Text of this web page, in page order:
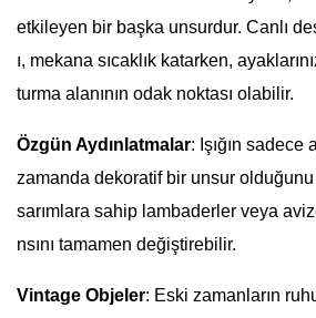
etkileyen bir başka unsurdur. Canlı
ı, mekana sıcaklık katarken,
turma alanının odak noktası olabilir.
Özgün Aydınlatmalar: Işığın sadece
zamanda dekoratif bir unsur olduğunu
sarımlara sahip lambaderler veya
nsını tamamen değiştirebilir.
Vintage Objeler: Eski zamanların